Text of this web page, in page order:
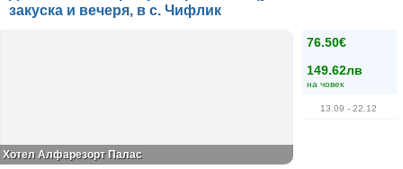
закуска и вечеря, в с. Чифлик
76.50€
149.62лв
на човек
13.09 - 22.12
Хотел Алфарезорт Палас